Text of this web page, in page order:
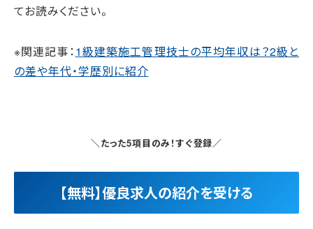
てお読みください。
※関連記事：1級建築施工管理技士の平均年収は？2級と
の差や年代・学歴別に紹介
＼たった5項目のみ！すぐ登録／
【無料】優良求人の紹介を受ける